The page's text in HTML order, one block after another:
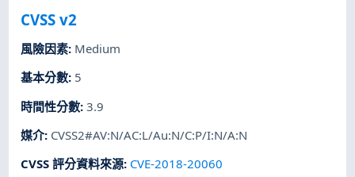
CVSS v2
風險因素: Medium
基本分數: 5
時間性分數:3.9
媒介: CVSS2#AV:N/AC:L/Au:N/C:P/I:N/A:N
CVSS 評分資料來源: CVE-2018-20060